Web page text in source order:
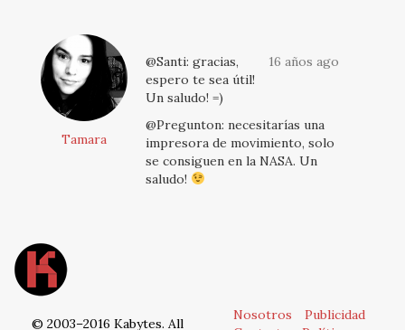
Tamara
16 años ago
@Santi: gracias,
espero te sea útil!
Un saludo! =)
@Pregunton: necesitarías una
impresora de movimiento, solo
se consiguen en la NASA. Un
saludo!
© 2003–2016 Kabytes. All
Nosotros
Publicidad